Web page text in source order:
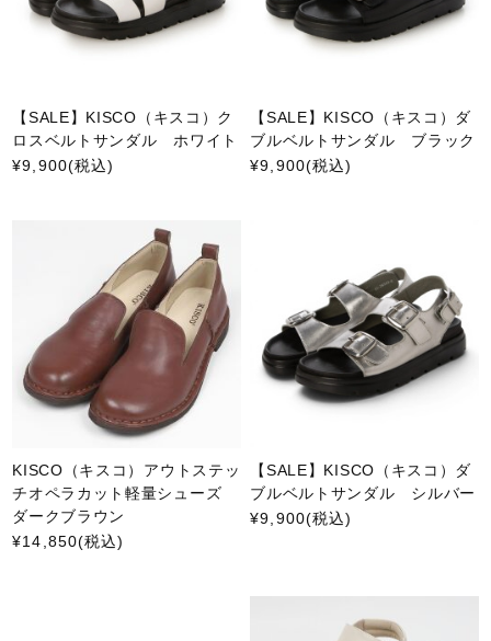
【SALE】KISCO（キスコ）ク
ロスベルトサンダル ホワイト
¥9,900(税込)
【SALE】KISCO（キスコ）ダ
ブルベルトサンダル ブラック
¥9,900(税込)
KISCO（キスコ）アウトステッ
チオペラカット軽量シューズ
ダークブラウン
¥14,850(税込)
【SALE】KISCO（キスコ）ダ
ブルベルトサンダル シルバー
¥9,900(税込)